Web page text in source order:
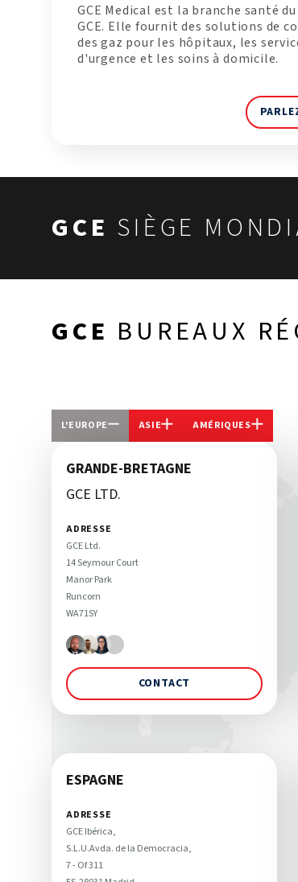
GCE Medical est la branche santé
GCE. Elle fournit des solutions de
des gaz pour les hôpitaux, les
d'urgence et les soins à domicile.
GCE SIÈGE
GCE BUREAUX
L'EUROPE ASIE AMÉRIQUES
GRANDE-BRETAGNE
GCE LTD.
ADRESSE
GCE Ltd.
14 Seymour Court
Manor Park
Runcorn
WA71SY
CONTACT
ESPAGNE
ADRESSE
GCE Ibérica,
S.L.U.Avda. de la Democracia,
7 - Of 311